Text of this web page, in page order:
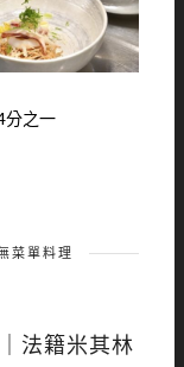
分之一
菜單料理
法籍米其林